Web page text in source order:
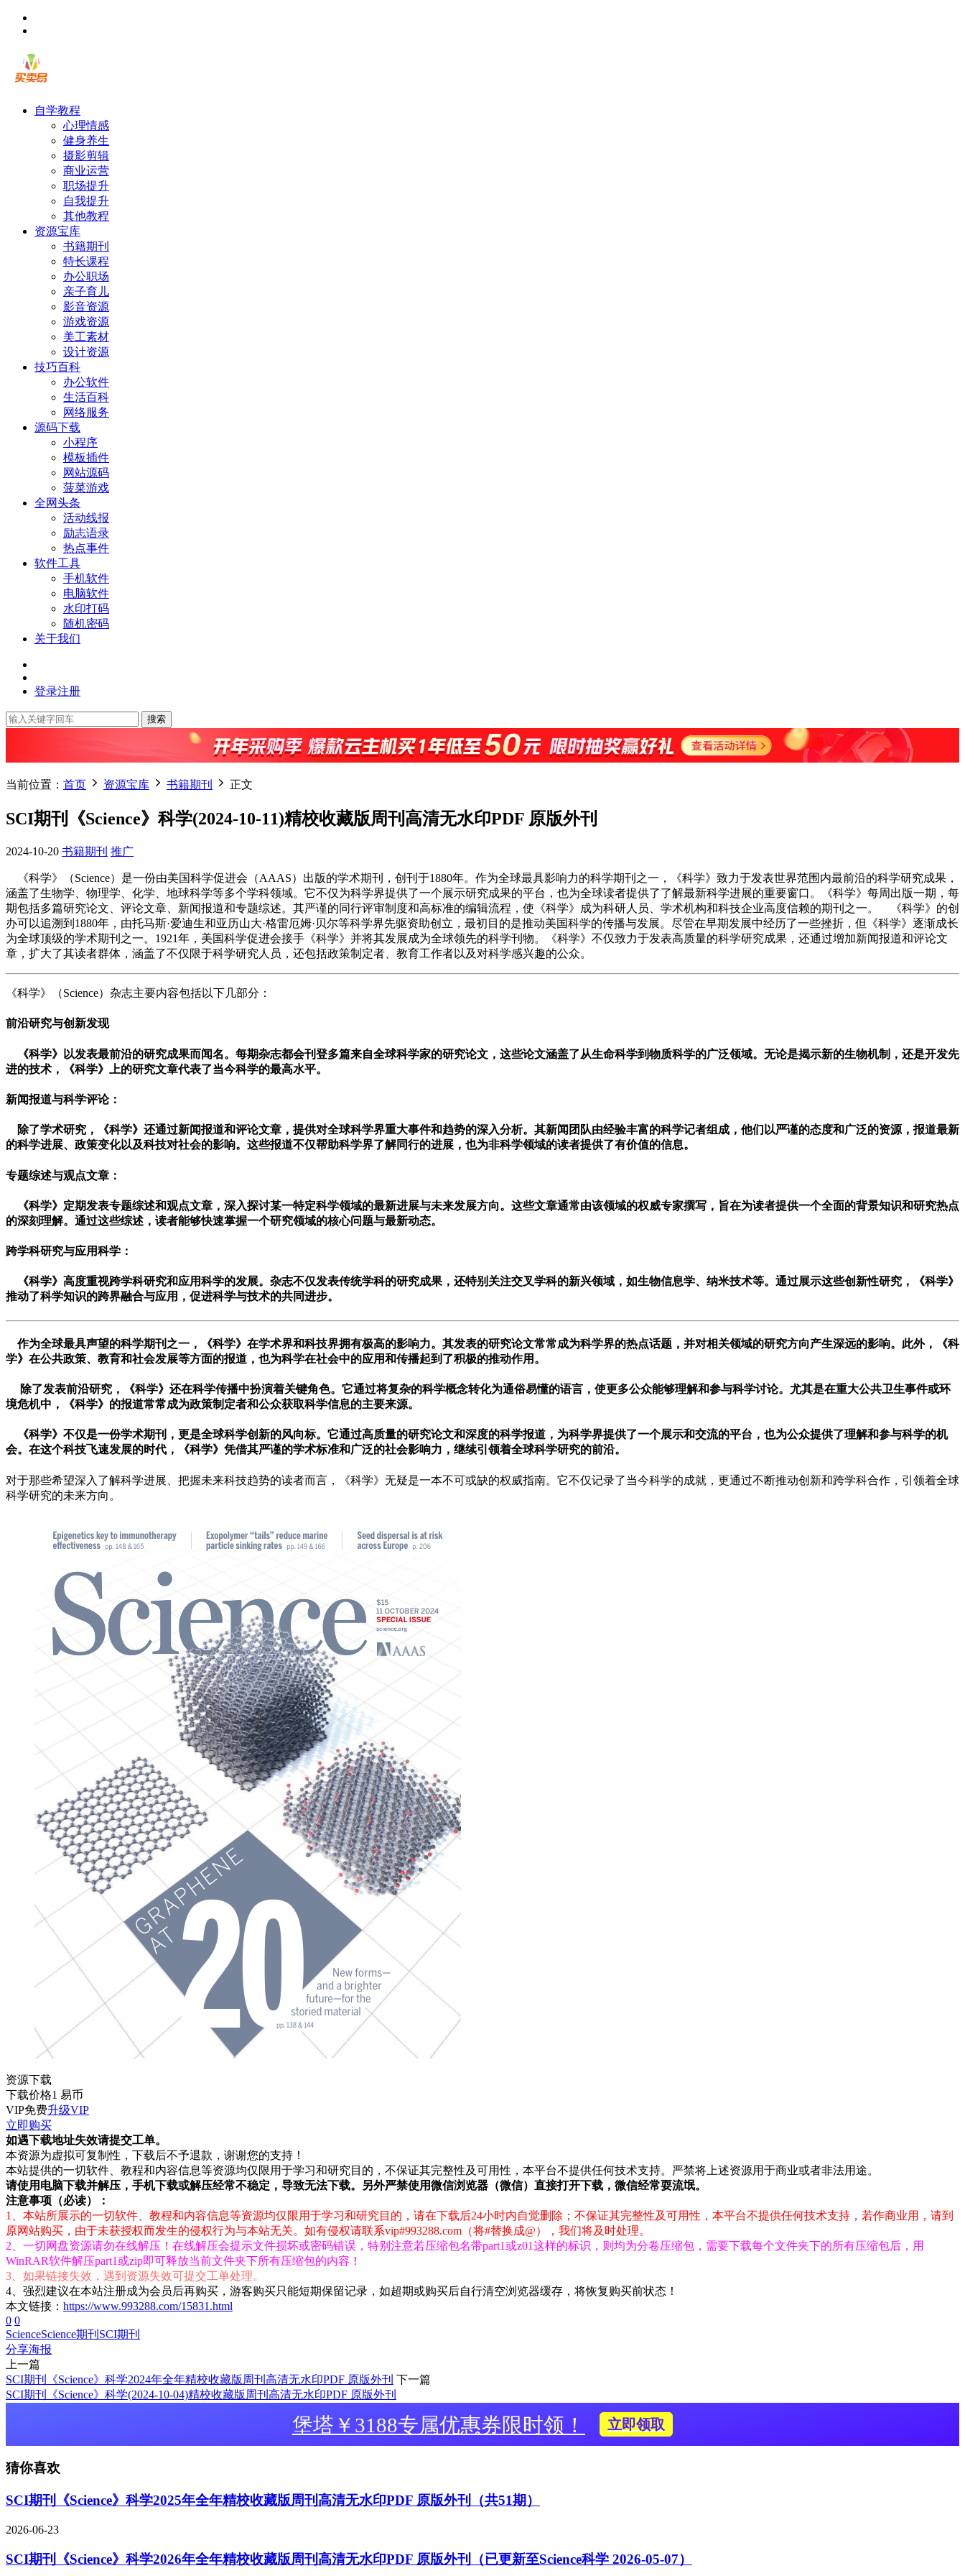
自学教程
心理情感
健身养生
摄影剪辑
商业运营
职场提升
自我提升
其他教程
资源宝库
书籍期刊
特长课程
办公职场
亲子育儿
影音资源
游戏资源
美工素材
设计资源
技巧百科
办公软件
生活百科
网络服务
源码下载
小程序
模板插件
网站源码
菠菜游戏
全网头条
活动线报
励志语录
热点事件
软件工具
手机软件
电脑软件
水印打码
随机密码
关于我们
登录注册
搜索
当前位置： 首页 资源宝库 书籍期刊 正文
SCI期刊《Science》科学(2024-10-11)精校收藏版周刊高清无水印PDF 原版外刊
2024-10-20 书籍期刊 推广
《科学》（Science）是一份由美国科学促进会（AAAS）出版的学术期刊，创刊于1880年。作为全球最具影响力的科学期刊之一，《科学》致力于发表世界范围内最前沿的科学研究成果，
涵盖了生物学、物理学、化学、地球科学等多个学科领域。它不仅为科学界提供了一个展示研究成果的平台，也为全球读者提供了了解最新科学进展的重要窗口。《科学》每周出版一期，每
期包括多篇研究论文、评论文章、新闻报道和专题综述。其严谨的同行评审制度和高标准的编辑流程，使《科学》成为科研人员、学术机构和科技企业高度信赖的期刊之一。 《科学》的创
办可以追溯到1880年，由托马斯·爱迪生和亚历山大·格雷厄姆·贝尔等科学界先驱资助创立，最初目的是推动美国科学的传播与发展。尽管在早期发展中经历了一些挫折，但《科学》逐渐成长
为全球顶级的学术期刊之一。1921年，美国科学促进会接手《科学》并将其发展成为全球领先的科学刊物。《科学》不仅致力于发表高质量的科学研究成果，还通过增加新闻报道和评论文
章，扩大了其读者群体，涵盖了不仅限于科学研究人员，还包括政策制定者、教育工作者以及对科学感兴趣的公众。
《科学》（Science）杂志主要内容包括以下几部分：
前沿研究与创新发现
《科学》以发表最前沿的研究成果而闻名。每期杂志都会刊登多篇来自全球科学家的研究论文，这些论文涵盖了从生命科学到物质科学的广泛领域。无论是揭示新的生物机制，还是开发先
进的技术，《科学》上的研究文章代表了当今科学的最高水平。
新闻报道与科学评论：
除了学术研究，《科学》还通过新闻报道和评论文章，提供对全球科学界重大事件和趋势的深入分析。其新闻团队由经验丰富的科学记者组成，他们以严谨的态度和广泛的资源，报道最新
的科学进展、政策变化以及科技对社会的影响。这些报道不仅帮助科学界了解同行的进展，也为非科学领域的读者提供了有价值的信息。
专题综述与观点文章 ：
《科学》定期发表专题综述和观点文章，深入探讨某一特定科学领域的最新进展与未来发展方向。这些文章通常由该领域的权威专家撰写，旨在为读者提供一个全面的背景知识和研究热点
的深刻理解。通过这些综述，读者能够快速掌握一个研究领域的核心问题与最新动态。
跨学科研究与应用科学 ：
《科学》高度重视跨学科研究和应用科学的发展。杂志不仅发表传统学科的研究成果，还特别关注交叉学科的新兴领域，如生物信息学、纳米技术等。通过展示这些创新性研究，《科学》
推动了科学知识的跨界融合与应用，促进科学与技术的共同进步。
作为全球最具声望的科学期刊之一，《科学》在学术界和科技界拥有极高的影响力。其发表的研究论文常常成为科学界的热点话题，并对相关领域的研究方向产生深远的影响。此外，《科
学》在公共政策、教育和社会发展等方面的报道，也为科学在社会中的应用和传播起到了积极的推动作用。
除了发表前沿研究，《科学》还在科学传播中扮演着关键角色。它通过将复杂的科学概念转化为通俗易懂的语言，使更多公众能够理解和参与科学讨论。尤其是在重大公共卫生事件或环
境危机中，《科学》的报道常常成为政策制定者和公众获取科学信息的主要来源。
《科学》不仅是一份学术期刊，更是全球科学创新的风向标。它通过高质量的研究论文和深度的科学报道，为科学界提供了一个展示和交流的平台，也为公众提供了理解和参与科学的机
会。在这个科技飞速发展的时代，《科学》凭借其严谨的学术标准和广泛的社会影响力，继续引领着全球科学研究的前沿。
对于那些希望深入了解科学进展、把握未来科技趋势的读者而言，《科学》无疑是一本不可或缺的权威指南。它不仅记录了当今科学的成就，更通过不断推动创新和跨学科合作，引领着全球
科学研究的未来方向。
资源下载
下载价格1 易币
VIP免费升级VIP
立即购买
如遇下载地址失效请提交工单。
本资源为虚拟可复制性，下载后不予退款，谢谢您的支持！
本站提供的一切软件、教程和内容信息等资源均仅限用于学习和研究目的，不保证其完整性及可用性，本平台不提供任何技术支持。严禁将上述资源用于商业或者非法用途。
请使用电脑下载并解压，手机下载或解压经常不稳定，导致无法下载。另外严禁使用微信浏览器（微信）直接打开下载，微信经常耍流氓。
注意事项（必读）：
1、本站所展示的一切软件、教程和内容信息等资源均仅限用于学习和研究目的，请在下载后24小时内自觉删除；不保证其完整性及可用性，本平台不提供任何技术支持，若作商业用，请到
原网站购买，由于未获授权而发生的侵权行为与本站无关。如有侵权请联系vip#993288.com（将#替换成@），我们将及时处理。
2、一切网盘资源请勿在线解压！在线解压会提示文件损坏或密码错误，特别注意若压缩包名带part1或z01这样的标识，则均为分卷压缩包，需要下载每个文件夹下的所有压缩包后，用
WinRAR软件解压part1或zip即可释放当前文件夹下所有压缩包的内容！
3、如果链接失效，遇到资源失效可提交工单处理。
4、强烈建议在本站注册成为会员后再购买，游客购买只能短期保留记录，如超期或购买后自行清空浏览器缓存，将恢复购买前状态！
本文链接： https://www.993288.com/15831.html
0 0
ScienceScience期刊 SCI期刊
分享海报
上一篇
SCI期刊《Science》科学2024年全年精校收藏版周刊高清无水印PDF 原版外刊 下一篇
SCI期刊《Science》科学(2024-10-04)精校收藏版周刊高清无水印PDF 原版外刊
堡塔￥3188专属优惠券限时领！ 立即领取
猜你喜欢
SCI期刊《Science》科学2025年全年精校收藏版周刊高清无水印PDF 原版外刊（共51期）
2026-06-23
SCI期刊《Science》科学2026年全年精校收藏版周刊高清无水印PDF 原版外刊（已更新至Science科学 2026-05-07）